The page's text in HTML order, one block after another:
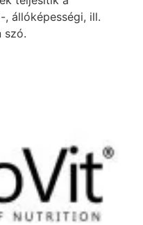
állóképességi, ill.
szó.